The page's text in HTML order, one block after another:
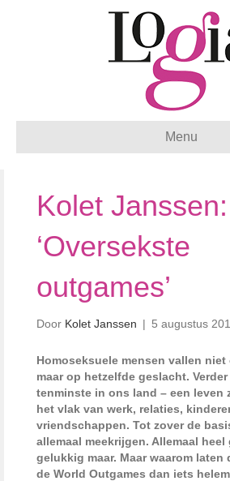
Menu
Kolet Janssen:
‘Oversekste
outgames’
Door Kolet Janssen | 5 augustus
Homoseksuele mensen vallen niet
maar op hetzelfde geslacht.
tenminste in ons land – een leven
het vlak van werk, relaties,
vriendschappen. Tot zover de
allemaal meekrijgen. Allemaal heel
gelukkig maar. Maar waarom laten
de World Outgames dan iets